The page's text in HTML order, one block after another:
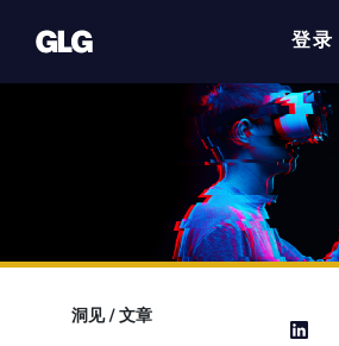
登录
洞见 / 文章